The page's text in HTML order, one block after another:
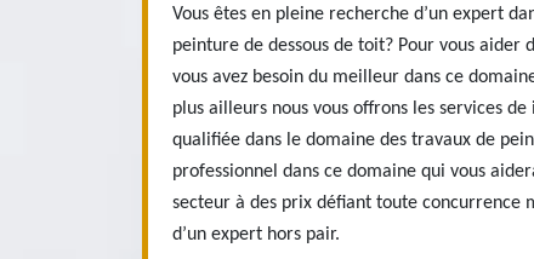
Vous êtes en pleine recherche d’un expert
peinture de dessous de toit? Pour vous aider
vous avez besoin du meilleur dans ce
plus ailleurs nous vous offrons les services
qualifiée dans le domaine des travaux de
professionnel dans ce domaine qui vous
secteur à des prix défiant toute concurrence
d’un expert hors pair.